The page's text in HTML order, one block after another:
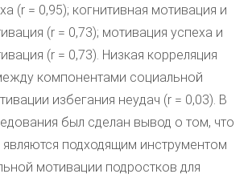
(r = 0,95); когнитивная мотивация и
(r = 0,73); мотивация успеха и
(r = 0,73). Низкая корреляция
компонентами социальной
избегания неудач (r = 0,03). В
был сделан вывод о том, что
подходящим инструментом
мотивации подростков для